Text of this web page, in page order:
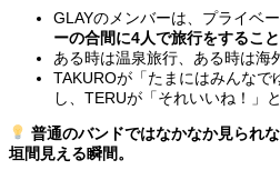
GLAYのメンバーは、プライベ
ーの合間に4人で旅行をすること
ある時は温泉旅行、ある時は海
TAKUROが「たまにはみんなで
し、TERUが「それいいね！」と
普通のバンドではなかなか見られ
垣間見える瞬間。